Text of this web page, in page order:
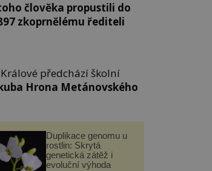
člověka propustili do
zkoprnělému řediteli
předchází školní
Hrona Metánovského
Duplikace genomu u
rostlin: Skrytá
genetická zátěž i
evoluční výhoda